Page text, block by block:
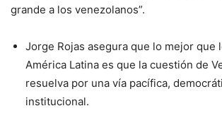
grande a los venezolanos”.
Jorge Rojas asegura que lo mejor que
América Latina es que la cuestión de
resuelva por una vía pacífica,
institucional.